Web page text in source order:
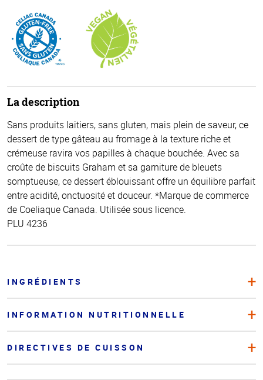
La description
Sans produits laitiers, sans gluten, mais plein de saveur, ce
dessert de type gâteau au fromage à la texture riche et
crémeuse ravira vos papilles à chaque bouchée. Avec sa
croûte de biscuits Graham et sa garniture de bleuets
somptueuse, ce dessert éblouissant offre un équilibre parfait
entre acidité, onctuosité et douceur. *Marque de commerce
de Coeliaque Canada. Utilisée sous licence.
PLU 4236
INGRÉDIENTS
INFORMATION NUTRITIONNELLE
DIRECTIVES DE CUISSON